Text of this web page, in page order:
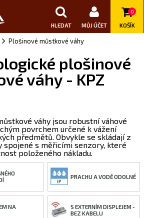
HLEDAT MŮJ ÚČET
0
KOŠÍK
Plošinové můstkové váhy
plošinové
váhy - KPZ
váhy jsou robustní váhové
povrchem určené k vážení
předmětů. Obvykle se skládají z
spojené s měřicími senzory, které
položeného nákladu.
PRACHU A VODĚ ODOLNÉ
NA
S EXTERNÍM DISPLEJEM -
BEZ KABELU